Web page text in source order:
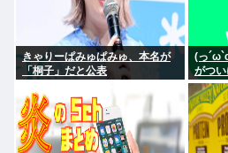
きゃりーぱみゅぱみゅ、本名が
「桐子」だと公表
(っ
がつい